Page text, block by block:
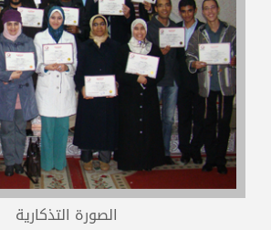
المعتمدون
الصورة التذكارية